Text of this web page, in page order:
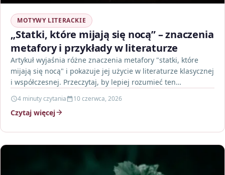
MOTYWY LITERACKIE
„Statki, które mijają się nocą” – znaczenia
metafory i przykłady w literaturze
Artykuł wyjaśnia różne znaczenia metafory "statki, które
mijają się nocą" i pokazuje jej użycie w literaturze klasycznej
i współczesnej. Przeczytaj, by lepiej rozumieć ten…
4 minuty czytania 10 czerwca, 2026
Czytaj więcej